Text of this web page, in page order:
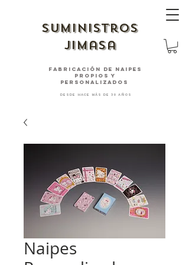
suministros
jimasa
fabricación de naipes
PROPIOS Y
PERSONALIZADOS
desde hace más de 30 años
Naipes